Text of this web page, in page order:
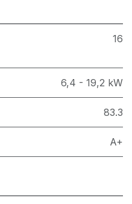
16
6,4 - 19,2 kW
83.3
A+